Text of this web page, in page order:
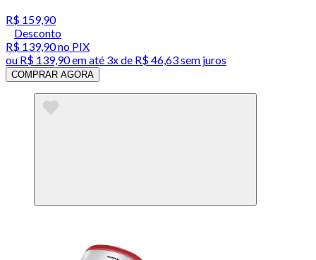
R$ 159,90
Desconto
R$ 139,90no PIX
ou R$ 139,90em até 3x de R$ 46,63 sem juros
COMPRAR AGORA